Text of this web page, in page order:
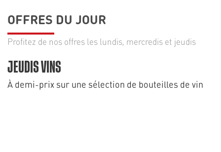
OFFRES DU JOUR
Profitez de nos offres les lundis, mercredis et jeudis
JEUDIS VINS
À demi-prix sur une sélection de bouteilles de vin